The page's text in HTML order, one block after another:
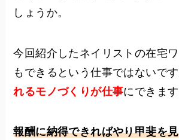
しょうか。
今回紹介したネイリストの在宅
もできるという仕事ではないです
れるモノづくりが仕事にできます
報酬に納得できればやり甲斐を